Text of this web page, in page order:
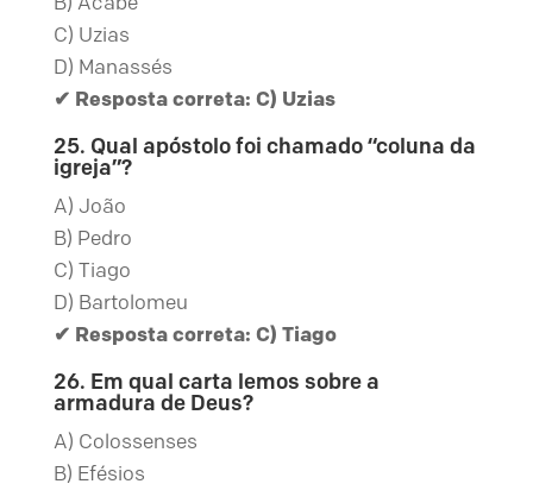
C) Uzias
D) Manassés
✔ Resposta correta: C) Uzias
25. Qual apóstolo foi chamado “coluna da
igreja”?
A) João
B) Pedro
C) Tiago
D) Bartolomeu
✔ Resposta correta: C) Tiago
26. Em qual carta lemos sobre a
armadura de Deus?
A) Colossenses
B) Efésios